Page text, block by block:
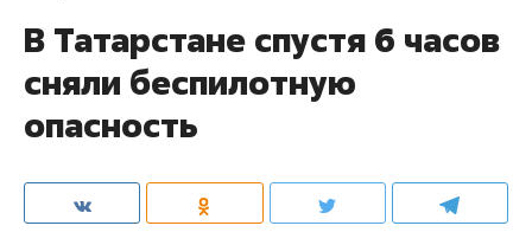
В Татарстане спустя 6 часов
сняли беспилотную
опасность